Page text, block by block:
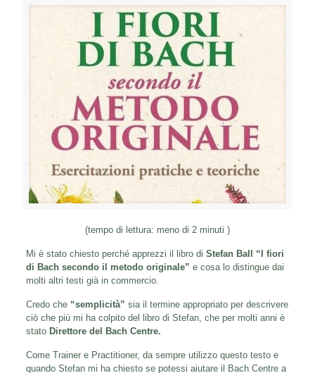
(tempo di lettura: meno di 2 minuti )
Mi è stato chiesto perché apprezzi il libro di Stefan Ball
“I fiori
di Bach secondo il metodo originale” e cosa lo distingue dai
molti altri testi già in commercio.
Credo che “semplicità” sia il termine appropriato per descrivere
ciò che più mi ha colpito del libro di Stefan, che per molti anni è
stato Direttore del Bach Centre.
Come Trainer e Practitioner, da sempre utilizzo questo testo e
quando Stefan mi ha chiesto se potessi aiutare il Bach Centre a